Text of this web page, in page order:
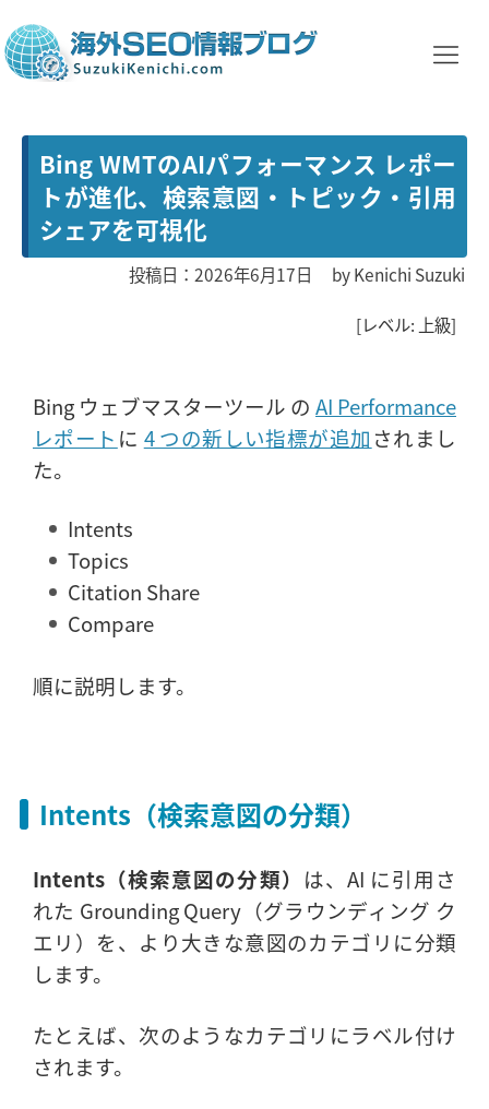
Bing WMTのAIパフォーマンス レポー
トが進化、検索意図・トピック・引用
シェアを可視化
投稿日：2026年6月17日 byKenichi Suzuki
[レベル: 上級]
Bing ウェブマスターツール の AI Performance
レポート に 4 つの新しい指標が追加 されまし
た。
Intents
Topics
Citation Share
Compare
順に説明します。
Intents（検索意図の分類）
Intents（検索意図の分類） は、AI に引用さ
れた Grounding Query（グラウンディング ク
エリ）を、より大きな意図のカテゴリに分類
します。
たとえば、次のようなカテゴリにラベル付け
されます。